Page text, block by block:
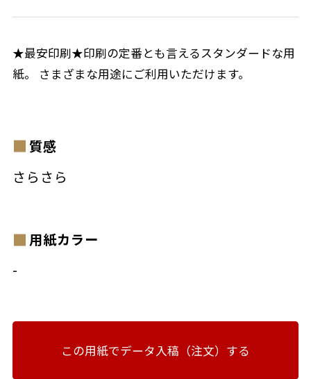
★最安印刷★印刷の定番とも言えるスタンダードな用
紙。 さまざまな用途にご利用いただけます。
質感
さらさら
用紙カラー
-
この用紙でデータ入稿（注文）する